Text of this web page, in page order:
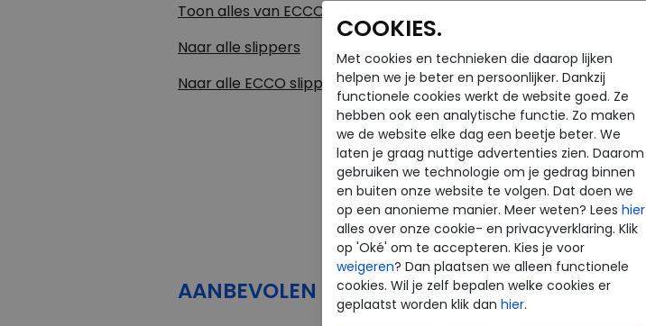
Toon alles van ECCO
Naar alle slippers
Naar alle ECCO slippers
AANBEVOLEN PRODUCTEN
COOKIES.
Met cookies en technieken die daarop lijken
helpen we je beter en persoonlijker. Dankzij
functionele cookies werkt de website goed. Ze
hebben ook een analytische functie. Zo maken
we de website elke dag een beetje beter. We
laten je graag nuttige advertenties zien. Daarom
gebruiken we technologie om je gedrag binnen
en buiten onze website te volgen. Dat doen we
op een anonieme manier. Meer weten? Lees hier
alles over onze cookie- en privacyverklaring. Klik
op 'Oké' om te accepteren. Kies je voor
weigeren? Dan plaatsen we alleen functionele
cookies. Wil je zelf bepalen welke cookies er
geplaatst worden klik dan hier.